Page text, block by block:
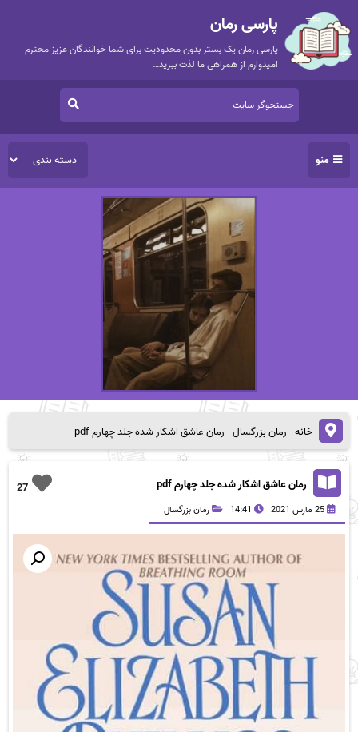
پارسی رمان
پارسی رمان یک بستر بدون محدودیت برای شما خوانندگان عزیز محترم
امیدوارم از همراهی ما لذت ببرید…
منو
خانه-رمان بزرگسال-رمان عاشق اشکار شده جلد چهارم pdf
27 رمان عاشق اشکار شده جلد چهارم pdf
25 مارس 2021 14:41 رمان بزرگسال